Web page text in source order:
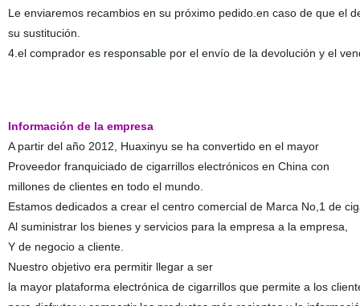
Le enviaremos recambios en su próximo pedido.en caso de que el
su sustitución.
4.el comprador es responsable por el envío de la devolución y el
Información de la empresa
A partir del año 2012, Huaxinyu se ha convertido en el mayor
Proveedor franquiciado de cigarrillos electrónicos en China con
millones de clientes en todo el mundo.
Estamos dedicados a crear el centro comercial de Marca No,1 de
Al suministrar los bienes y servicios para la empresa a la empresa,
Y de negocio a cliente.
Nuestro objetivo era permitir llegar a ser
la mayor plataforma electrónica de cigarrillos que permite a los